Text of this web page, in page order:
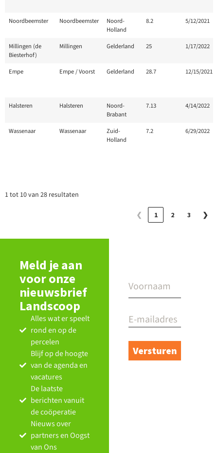
Noordbeemster Noordbeemster
Noord-
Holland
8.2 5/12/2021
Millingen (de
Biesterhof)
Millingen Gelderland 25 1/17/2022
Empe Empe / Voorst Gelderland 28.7 12/15/2021
Halsteren Halsteren
Noord-
Brabant
7.13 4/14/2022
Wassenaar Wassenaar
Zuid-
Holland
7.2 6/29/2022
1 tot 10 van 28 resultaten
❮ 1 2 3 ❯
Meld je aan
voor onze
nieuwsbrief
Landscoop
Alles wat er speelt
rond en op de
percelen
Blijf op de hoogte
van de agenda en
vacatures
De laatste
berichten vanuit
de coöperatie
Nieuws over
partners en Oogst
van Ons